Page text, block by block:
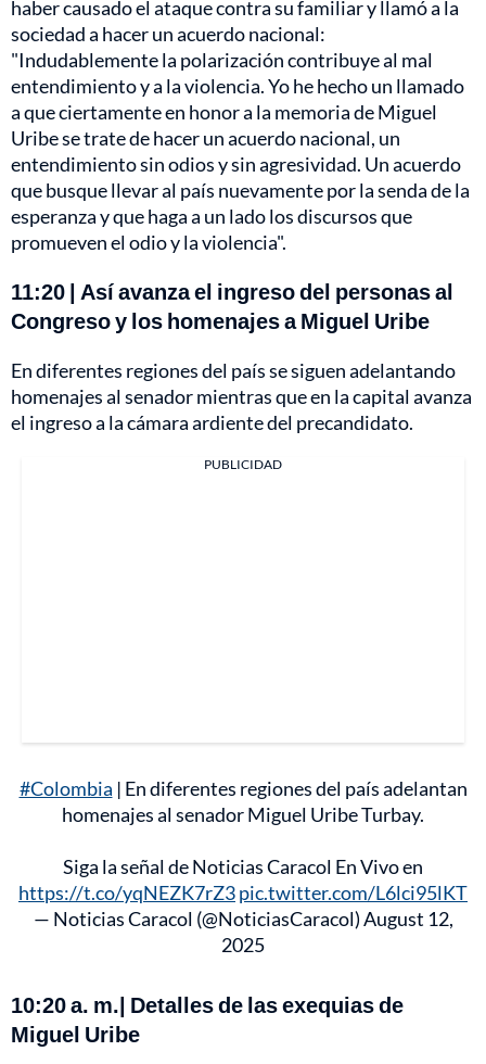
haber causado el ataque contra su familiar y llamó a la
sociedad a hacer un acuerdo nacional:
"Indudablemente la polarización contribuye al mal
entendimiento y a la violencia. Yo he hecho un llamado
a que ciertamente en honor a la memoria de Miguel
Uribe se trate de hacer un acuerdo nacional, un
entendimiento sin odios y sin agresividad. Un acuerdo
que busque llevar al país nuevamente por la senda de la
esperanza y que haga a un lado los discursos que
promueven el odio y la violencia".
11:20 | Así avanza el ingreso del personas al
Congreso y los homenajes a Miguel Uribe
En diferentes regiones del país se siguen adelantando
homenajes al senador mientras que en la capital avanza
el ingreso a la cámara ardiente del precandidato.
PUBLICIDAD
#Colombia | En diferentes regiones del país adelantan
homenajes al senador Miguel Uribe Turbay.
Siga la señal de Noticias Caracol En Vivo en
https://t.co/yqNEZK7rZ3pic.twitter.com/L6lci95lKT
— Noticias Caracol (@NoticiasCaracol)August 12,
2025
10:20 a. m.| Detalles de las exequias de
Miguel Uribe